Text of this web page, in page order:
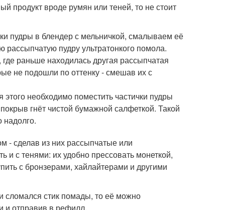
продукт вроде румян или теней, то не стоит
пудры в блендер с мельничкой, смалываем её
пудру ультратонкого помола.
раньше находилась другая рассыпчатая
не подошли по оттенку - смешав их с
необходимо поместить частички пудры
гнёт чистой бумажной салфеткой. Такой
надолго.
- сделав из них рассыпчатые или
и с тенями: их удобно прессовать монеткой,
с бронзерами, хайлайтерами и другими
сломался стик помады, то её можно